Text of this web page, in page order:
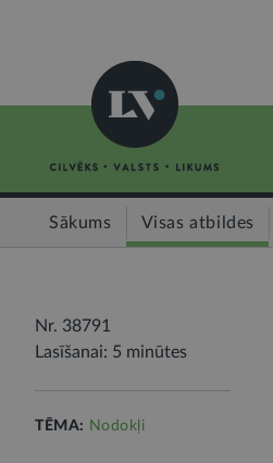
Sākums Visas atbildes
Nr. 38791
Lasīšanai: 5 minūtes
TĒMA: Nodokļi